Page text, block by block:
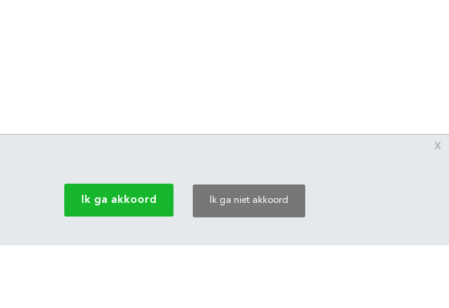
Ik ga akkoord Ik ga niet akkoord
x